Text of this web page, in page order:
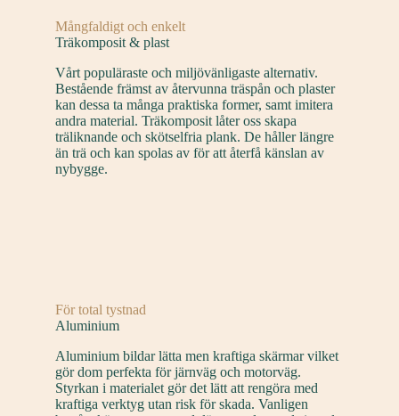
Mångfaldigt och enkelt
Träkomposit & plast
Vårt populäraste och miljövänligaste alternativ.
Bestående främst av återvunna träspån och plaster
kan dessa ta många praktiska former, samt imitera
andra material. Träkomposit låter oss skapa
träliknande och skötselfria plank. De håller längre
än trä och kan spolas av för att återfå känslan av
nybygge.
För total tystnad
Aluminium
Aluminium bildar lätta men kraftiga skärmar vilket
gör dom perfekta för järnväg och motorväg.
Styrkan i materialet gör det lätt att rengöra med
kraftiga verktyg utan risk för skada. Vanligen